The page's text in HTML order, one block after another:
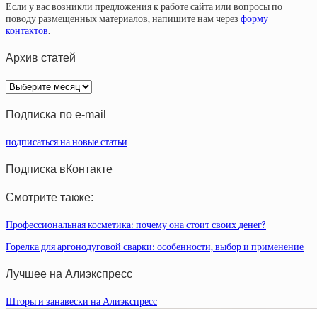
Если у вас возникли предложения к работе сайта или вопросы по
поводу размещенных материалов, напишите нам через форму
контактов.
Архив статей
Архив
статей
Подписка по e-mail
подписаться на новые статьи
Подписка вКонтакте
Смотрите также:
Профессиональная косметика: почему она стоит своих денег?
Горелка для аргонодуговой сварки: особенности, выбор и применение
Лучшее на Алиэкспресс
Шторы и занавески на Алиэкспресс